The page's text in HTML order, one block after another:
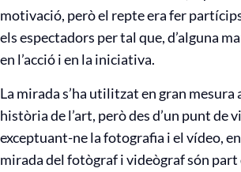
motivació, però el repte era fer
els espectadors per tal que, d’alguna
en l’acció i en la iniciativa.
La mirada s’ha utilitzat en gran mesura
història de l’art, però des d’un punt de
exceptuant-ne la fotografia i el vídeo,
mirada del fotògraf i videògraf són part